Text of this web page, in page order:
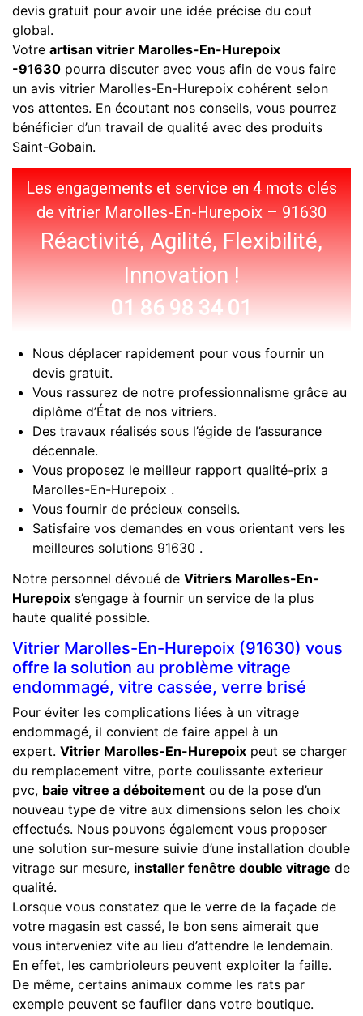
devis gratuit pour avoir une idée précise du cout
global.
Votre artisan vitrier Marolles-En-Hurepoix
-91630 pourra discuter avec vous afin de vous faire
un avis vitrier Marolles-En-Hurepoix cohérent selon
vos attentes. En écoutant nos conseils, vous pourrez
bénéficier d’un travail de qualité avec des produits
Saint-Gobain.
Les engagements et service en 4 mots clés
de vitrier Marolles-En-Hurepoix – 91630
Réactivité, Agilité, Flexibilité,
Innovation !
01 86 98 34 01
Nous déplacer rapidement pour vous fournir un
devis gratuit.
Vous rassurez de notre professionnalisme grâce au
diplôme d’État de nos vitriers.
Des travaux réalisés sous l’égide de l’assurance
décennale.
Vous proposez le meilleur rapport qualité-prix a
Marolles-En-Hurepoix .
Vous fournir de précieux conseils.
Satisfaire vos demandes en vous orientant vers les
meilleures solutions 91630 .
Notre personnel dévoué de Vitriers Marolles-En-
Hurepoix s’engage à fournir un service de la plus
haute qualité possible.
Vitrier Marolles-En-Hurepoix (91630) vous
offre la solution au problème vitrage
endommagé, vitre cassée, verre brisé
Pour éviter les complications liées à un vitrage
endommagé, il convient de faire appel à un
expert. Vitrier Marolles-En-Hurepoix peut se charger
du remplacement vitre, porte coulissante exterieur
pvc, baie vitree a déboitement ou de la pose d’un
nouveau type de vitre aux dimensions selon les choix
effectués. Nous pouvons également vous proposer
une solution sur-mesure suivie d’une installation double
vitrage sur mesure, installer fenêtre double vitrage de
qualité.
Lorsque vous constatez que le verre de la façade de
votre magasin est cassé, le bon sens aimerait que
vous interveniez vite au lieu d’attendre le lendemain.
En effet, les cambrioleurs peuvent exploiter la faille.
De même, certains animaux comme les rats par
exemple peuvent se faufiler dans votre boutique.